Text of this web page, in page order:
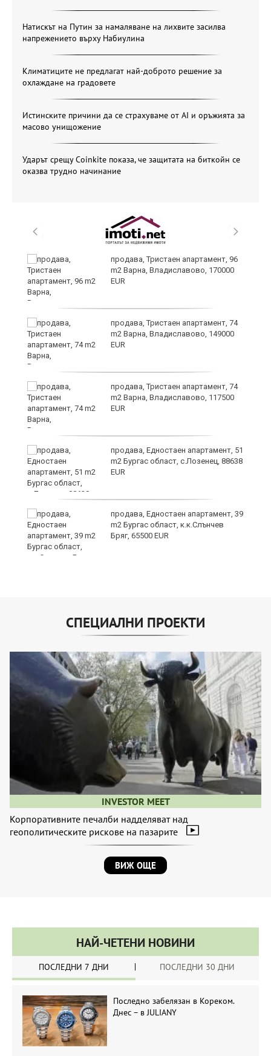
Натискът на Путин за намаляване на лихвите засилва
напрежението върху Набиулина
Климатиците не предлагат най-доброто решение за
охлаждане на градовете
Истинските причини да се страхуваме от AI и оръжията за
масово унищожение
Ударът срещу Coinkite показа, че защитата на биткойн се
оказва трудно начинание
продава, Тристаен апартамент, 96
m2 Варна, Владиславово, 170000
EUR
продава, Тристаен апартамент, 74
m2 Варна, Владиславово, 149000
EUR
продава, Тристаен апартамент, 74
m2 Варна, Владиславово, 117500
EUR
продава, Едностаен апартамент, 51
m2 Бургас област, с.Лозенец, 88638
EUR
продава, Едностаен апартамент, 39
m2 Бургас област, к.к.Слънчев
Бряг, 65500 EUR
СПЕЦИАЛНИ ПРОЕКТИ
INVESTOR MEET
Корпоративните печалби надделяват над
геополитическите рискове на пазарите
ВИЖ ОЩЕ
НАЙ-ЧЕТЕНИ НОВИНИ
ПОСЛЕДНИ 7 ДНИ ПОСЛЕДНИ 30 ДНИ
Последно забелязан в Кореком.
Днес – в JULIANY